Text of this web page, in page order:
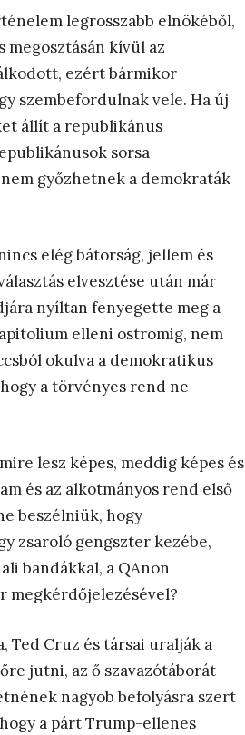
legrosszabb elnökéből,
kívül az
ezért bármikor
szembefordulnak vele. Ha új
állít a republikánus
sorsa
győzhetnek a demokraták
elég bátorság, jellem és
elvesztése után már
nyíltan fenyegette meg a
elleni ostromig, nem
okulva a demokratikus
a törvényes rend ne
lesz képes, meddig képes és
és az alkotmányos rend első
beszélniük, hogy
zsaroló gengszter kezébe,
bandákkal, a QAnon
megkérdőjelezésével?
Ted Cruz és társai uralják a
jutni, az ő szavazótáborát
nagyob befolyásra szert
a párt Trump-ellenes